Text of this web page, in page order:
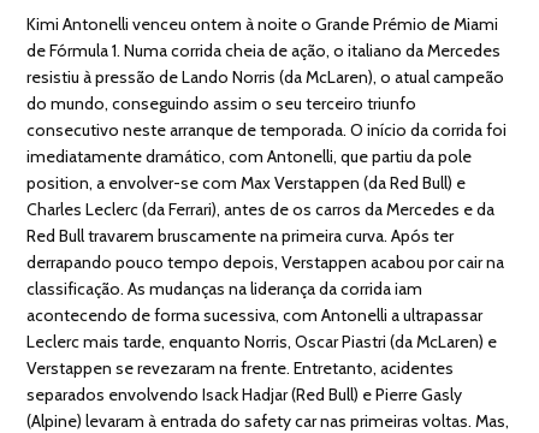
Kimi Antonelli venceu ontem à noite o Grande Prémio de Miami
de Fórmula 1. Numa corrida cheia de ação, o italiano da Mercedes
resistiu à pressão de Lando Norris (da McLaren), o atual campeão
do mundo, conseguindo assim o seu terceiro triunfo
consecutivo neste arranque de temporada. O início da corrida foi
imediatamente dramático, com Antonelli, que partiu da pole
position, a envolver-se com Max Verstappen (da Red Bull) e
Charles Leclerc (da Ferrari), antes de os carros da Mercedes e da
Red Bull travarem bruscamente na primeira curva. Após ter
derrapando pouco tempo depois, Verstappen acabou por cair na
classificação. As mudanças na liderança da corrida iam
acontecendo de forma sucessiva, com Antonelli a ultrapassar
Leclerc mais tarde, enquanto Norris, Oscar Piastri (da McLaren) e
Verstappen se revezaram na frente. Entretanto, acidentes
separados envolvendo Isack Hadjar (Red Bull) e Pierre Gasly
(Alpine) levaram à entrada do safety car nas primeiras voltas. Mas,